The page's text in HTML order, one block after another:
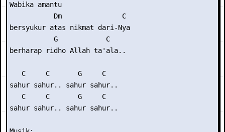
Wabika amantu
           Dm               C
bersyukur atas nikmat dari-Nya
           G            C
berharap ridho Allah ta'ala..
   C     C       G     C
sahur sahur.. sahur sahur..
   C     C       G     C
sahur sahur.. sahur sahur..